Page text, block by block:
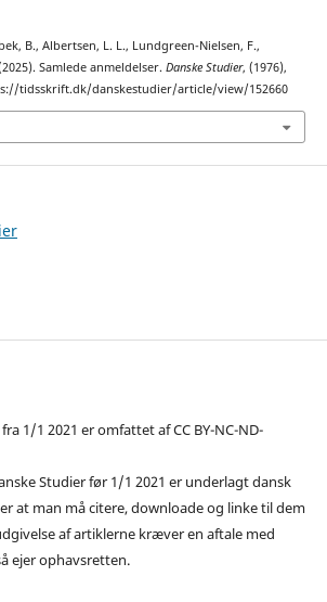
B., Albertsen, L. L., Lundgreen-Nielsen, F.,
Samlede anmeldelser. Danske Studier, (1976),
tidsskrift.dk/danskestudier/article/view/152660
1/1 2021 er omfattet af CC BY-NC-ND-
Studier før 1/1 2021 er underlagt dansk
at man må citere, downloade og linke til dem
af artiklerne kræver en aftale med
ejer ophavsretten.